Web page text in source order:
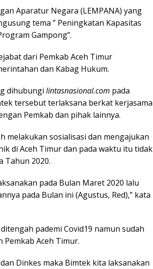
Aparatur Negara (LEMPANA) yang
tema ” Peningkatan Kapasitas
Gampong”.
dari Pemkab Aceh Timur
dan Kabag Hukum.
dihubungi lintasnasional.com pada
tersebut terlaksana berkat kerjasama
Pemkab dan pihak lainnya.
melakukan sosialisasi dan mengajukan
di Aceh Timur dan pada waktu itu tidak
Tahun 2020.
pada Bulan Maret 2020 lalu
pada Bulan ini (Agustus, Red),” kata
pademi Covid19 namun sudah
Aceh Timur.
Dinkes maka Bimtek kita laksanakan